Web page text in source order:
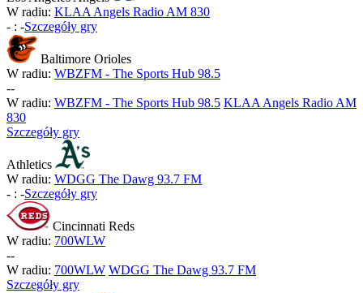
W radiu: KLAA Angels Radio AM 830
- : -Szczegóły gry
Baltimore Orioles
W radiu: WBZFM - The Sports Hub 98.5
--
W radiu: WBZFM - The Sports Hub 98.5 KLAA Angels Radio AM
830
Szczegóły gry
Athletics
W radiu: WDGG The Dawg 93.7 FM
- : -Szczegóły gry
Cincinnati Reds
W radiu: 700WLW
--
W radiu: 700WLW WDGG The Dawg 93.7 FM
Szczegóły gry